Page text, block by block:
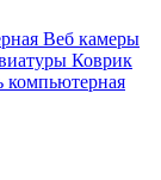
Веб камеры
Коврик